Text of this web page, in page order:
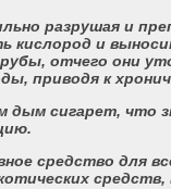
разрушая и
кислород и
отчего они
приводя к
сигарет, что
средство для